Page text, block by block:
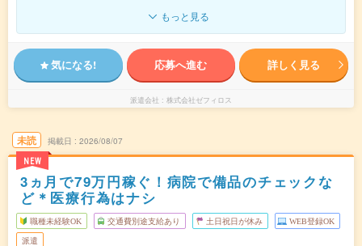
もっと見る
気になる! 応募へ進む 詳しく見る
派遣会社 株式会社ゼフィロス
未読
NEW
掲載日 2026/08/07
3ヵ月で79万円稼ぐ！病院で備品のチェックな
ど＊医療行為はナシ
職種未経験OK 交通費別途支給あり 土日祝日が休み WEB登録OK
派遣